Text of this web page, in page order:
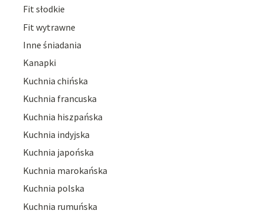
Fit słodkie
Fit wytrawne
Inne śniadania
Kanapki
Kuchnia chińska
Kuchnia francuska
Kuchnia hiszpańska
Kuchnia indyjska
Kuchnia japońska
Kuchnia marokańska
Kuchnia polska
Kuchnia rumuńska